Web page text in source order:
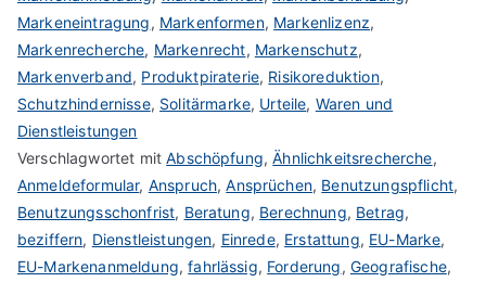
Markeneintragung, Markenformen, Markenlizenz,
Markenrecherche, Markenrecht, Markenschutz,
Markenverband, Produktpiraterie, Risikoreduktion,
Schutzhindernisse, Solitärmarke, Urteile, Waren und
Dienstleistungen
Verschlagwortet mitAbschöpfung,Ähnlichkeitsrecherche,
Anmeldeformular, Anspruch,Ansprüchen, Benutzungspflicht,
Benutzungsschonfrist, Beratung, Berechnung, Betrag,
beziffern, Dienstleistungen, Einrede, Erstattung, EU-Marke,
EU-Markenanmeldung,fahrlässig, Forderung, Geografische,